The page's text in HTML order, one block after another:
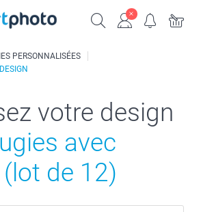
PERSONNALISÉES
votre design
avec
de 12)